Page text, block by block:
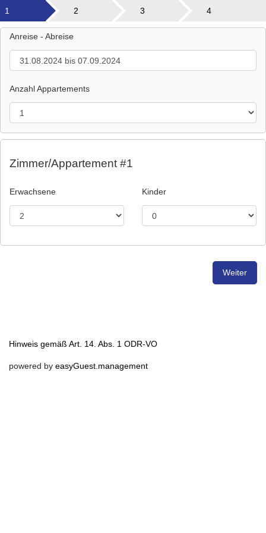
1 2 3 4
Anreise - Abreise
Anzahl Appartements
Zimmer/Appartement #1
Erwachsene Kinder
Weiter
Hinweis gemäß Art. 14. Abs. 1 ODR-VO
powered by easyGuest.management